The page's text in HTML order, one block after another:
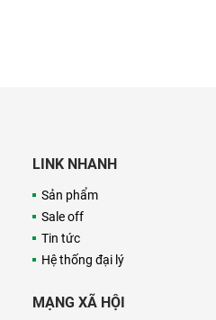
LINK NHANH
Sản phẩm
Sale off
Tin tức
Hệ thống đại lý
MẠNG XÃ HỘI